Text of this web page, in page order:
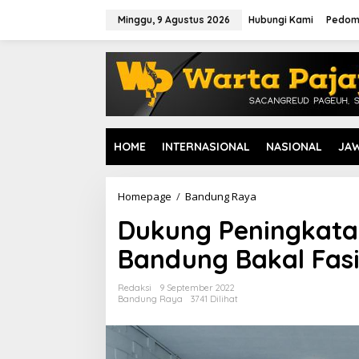
Minggu, 9 Agustus 2026 Hubungi Kami
HOME INTERNASIONAL NASIONAL
Homepage / Bandung Raya
k
u
n
g
i
Dukung
Bandung Bakal
Redaksi
9 September 2022
Bandung Raya
3741 Dilihat